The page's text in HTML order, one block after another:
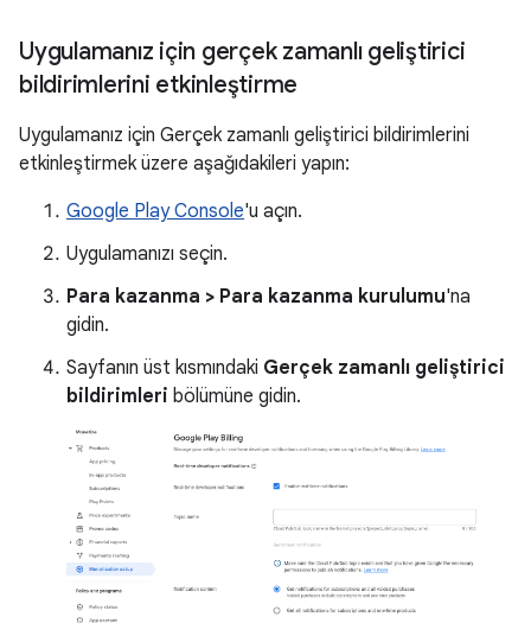
Uygulamanız için gerçek zamanlı geliştirici
bildirimlerini etkinleştirme
Uygulamanız için Gerçek zamanlı geliştirici bildirimlerini
etkinleştirmek üzere aşağıdakileri yapın:
Google Play Console'u açın.
Uygulamanızı seçin.
Para kazanma > Para kazanma kurulumu'na
gidin.
Sayfanın üst kısmındaki Gerçek zamanlı geliştirici
bildirimleri bölümüne gidin.